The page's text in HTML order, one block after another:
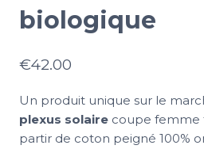
biologique
€42.00
Un produit unique sur le
plexus solaire coupe femme
partir de coton peigné 100%